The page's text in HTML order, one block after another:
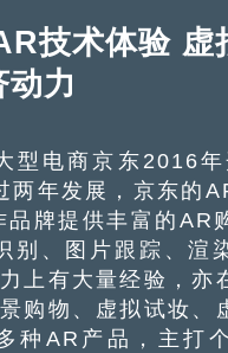
技术体验 虚
动力
电商京东2016年
两年发展，京东的
品牌提供丰富的AR
别、图片跟踪、渲
上有大量经验，亦
购物、虚拟试妆、
种AR产品，主打